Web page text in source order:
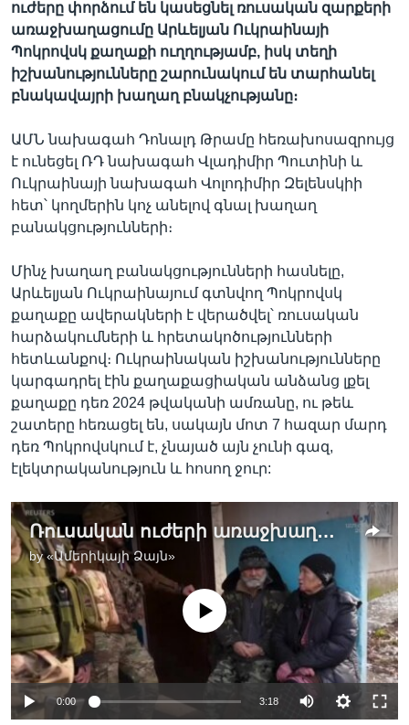
ուժերը փորձում են կասեցնել ռուսական զարքերի
առաջխաղացումը Արևելյան Ուկրաինայի
Պոկրովսկ քաղաքի ուղղությամբ, իսկ տեղի
իշխանությունները շարունակում են տարհանել
բնակավայրի խաղաղ բնակչությանը։
ԱՄՆ նախագահ Դոնալդ Թրամը հեռախոսազրույց
է ունեցել ՌԴ նախագահ Վլադիմիր Պուտինի և
Ուկրաինայի նախագահ Վոլոդիմիր Զելենսկիի
հետ՝ կողմերին կոչ անելով գնալ խաղաղ
բանակցությունների։
Մինչ խաղաղ բանակցությունների հասնելը,
Արևելյան Ուկրաինայում գտնվող Պոկրովսկ
քաղաքը ավերակների է վերածվել՝ ռուսական
հարձակումների և հրետակոծությունների
հետևանքով։ Ուկրաինական իշխանությունները
կարգադրել էին քաղաքացիական անձանց լքել
քաղաքը դեռ 2024 թվականի ամռանը, ու թեև
շատերը հեռացել են, սակայն մոտ 7 հազար մարդ
դեռ Պոկրովսկում է, չնայած այն չունի գազ,
էլեկտրականություն և հոսող ջուր:
Ռուսական ուժերի առաջխաղացման ֆոնին՝ Պոկրովսկից տարհանում են քաղաքացիական անձանց
by«Ամերիկայի Ձայն»
No media source currently available
0:00 3:18